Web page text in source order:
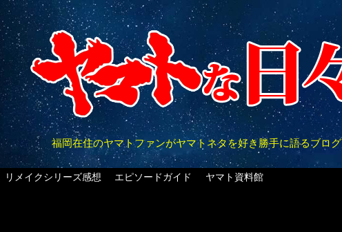
福岡在住のヤマトファンがヤマトネタを好き勝手に語るブログ
リメイクシリーズ感想 エピソードガイド ヤマト資料館